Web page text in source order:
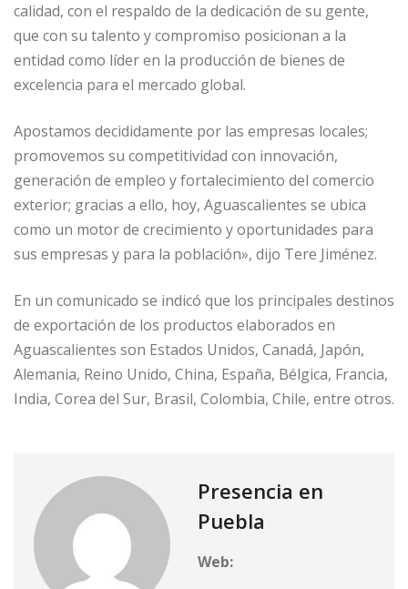
calidad, con el respaldo de la dedicación de su gente,
que con su talento y compromiso posicionan a la
entidad como líder en la producción de bienes de
excelencia para el mercado global.
Apostamos decididamente por las empresas locales;
promovemos su competitividad con innovación,
generación de empleo y fortalecimiento del comercio
exterior; gracias a ello, hoy, Aguascalientes se ubica
como un motor de crecimiento y oportunidades para
sus empresas y para la población», dijo Tere Jiménez.
En un comunicado se indicó que los principales destinos
de exportación de los productos elaborados en
Aguascalientes son Estados Unidos, Canadá, Japón,
Alemania, Reino Unido, China, España, Bélgica, Francia,
India, Corea del Sur, Brasil, Colombia, Chile, entre otros.
Presencia en
Puebla
Web: